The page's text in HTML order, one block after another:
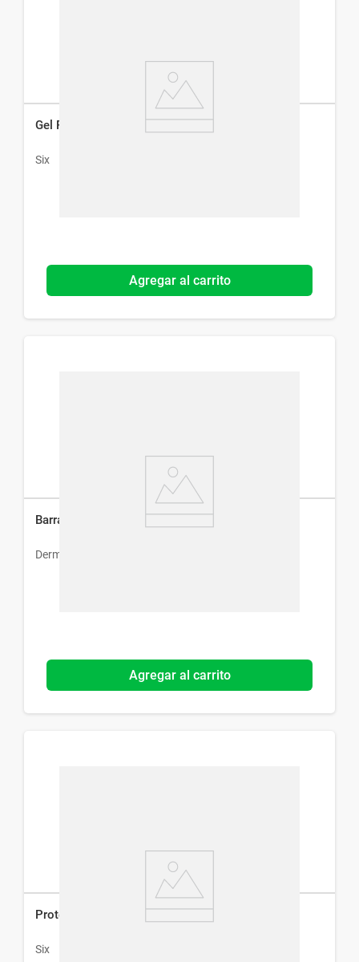
Gel Post Solar Six x 180 g
Six
Agregar al carrito
Barra Protectora Solar Dermaglós Fps 50 x 14 g
Dermaglós
Agregar al carrito
Protector Solar Six Fps 50 x 180 g
Six